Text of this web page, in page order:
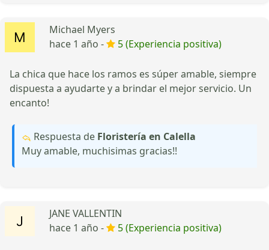
Michael Myers
hace 1 año -
5 (Experiencia positiva)
La chica que hace los ramos es súper amable, siempre
dispuesta a ayudarte y a brindar el mejor servicio. Un
encanto!
Respuesta de Floristería en Calella
Muy amable, muchisimas gracias!!
JANE VALLENTIN
hace 1 año -
5 (Experiencia positiva)